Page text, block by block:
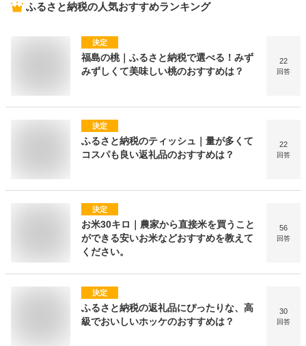
ふるさと納税の人気おすすめランキング
決定
福島の桃｜ふるさと納税で選べる！みず
みずしくて美味しい桃のおすすめは？
22
回答
決定
ふるさと納税のティッシュ｜量が多くて
コスパも良い返礼品のおすすめは？
22
回答
決定
お米30キロ｜農家から直接米を買うこと
ができる安いお米などおすすめを教えて
ください。
56
回答
決定
ふるさと納税の返礼品にぴったりな、高
級でおいしいホッケのおすすめは？
30
回答